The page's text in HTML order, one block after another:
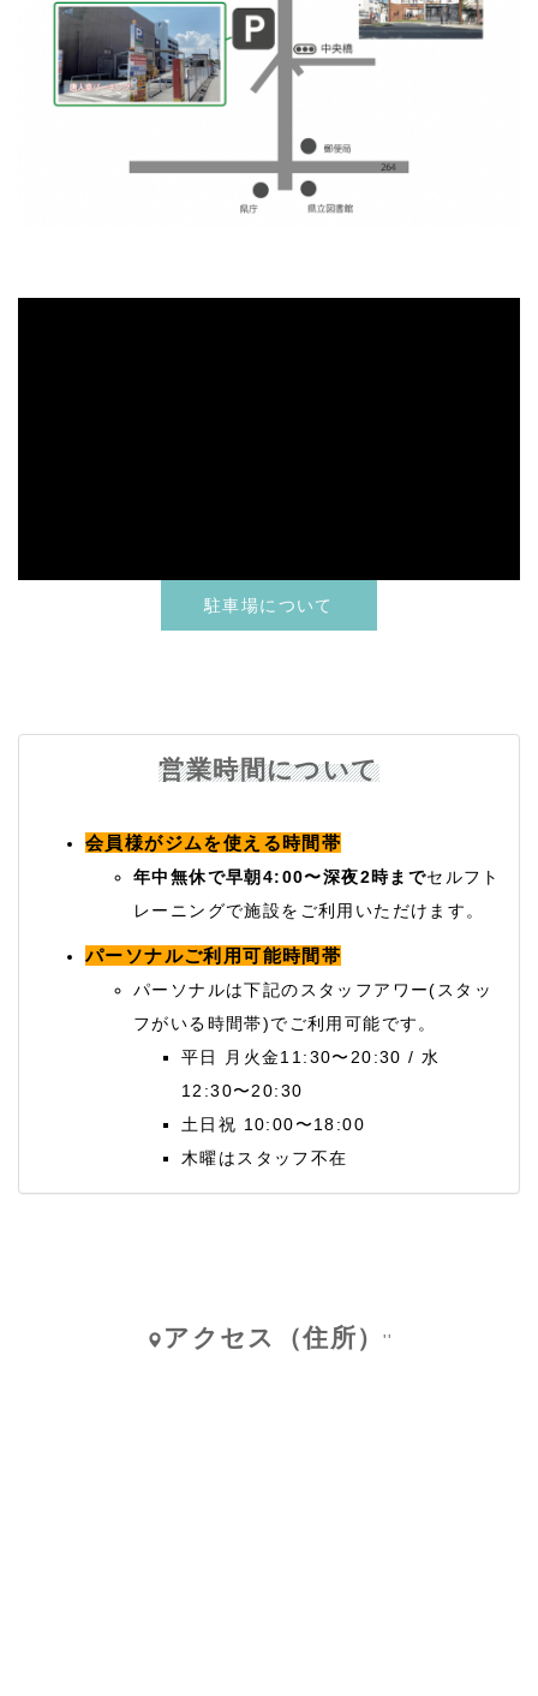
駐車場について
営業時間について
会員様がジムを使える時間帯
年中無休で早朝4:00〜深夜2時までセルフト
レーニングで施設をご利用いただけます。
パーソナルご利用可能時間帯
パーソナルは下記のスタッフアワー(スタッ
フがいる時間帯)でご利用可能です。
平日 月火金11:30〜20:30 / 水
12:30〜20:30
土日祝 10:00〜18:00
木曜はスタッフ不在
アクセス（住所）''